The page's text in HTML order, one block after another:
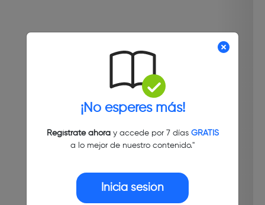
¡No esperes más!
Regístrate ahoray accede por 7 días GRATIS
a lo mejor de nuestro contenido."
Inicia sesión